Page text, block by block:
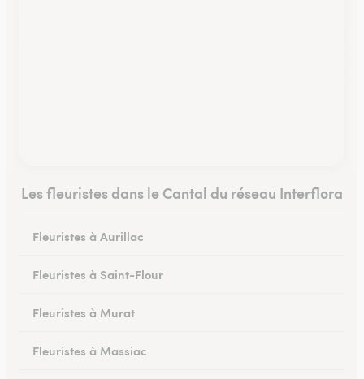
Les fleuristes dans le Cantal du réseau Interflora
Fleuristes à Aurillac
Fleuristes à Saint-Flour
Fleuristes à Murat
Fleuristes à Massiac